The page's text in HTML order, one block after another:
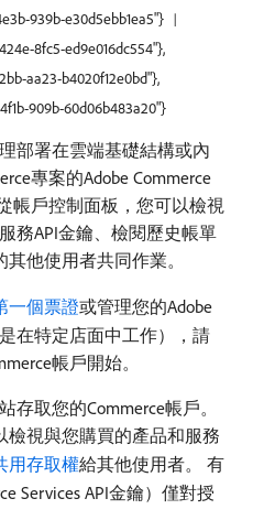
939b-e30d5ebb1ea5"}
8fc5-ed9e016dc554"},
aa23-b4020f12e0bd"},
909b-60d06b483a20"}
部署在雲端基礎結構或內
專案的Adobe Commerce
帳戶控制面板，您可以檢視
務API金鑰、檢閱歷史帳單
他使用者共同作業。
一個票證或管理您的Adobe
在特定店面中工作），請
帳戶開始。
存取您的Commerce帳戶。
檢視與您購買的產品和服務
用存取權給其他使用者。 有
Services API金鑰）僅對授